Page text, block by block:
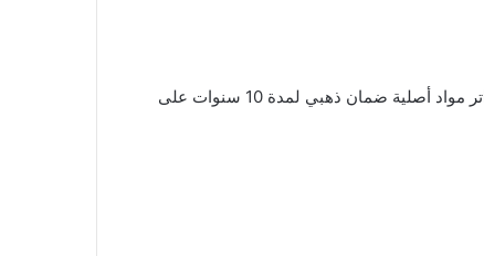
لتوريد وتركيب جميع اعمال مظلات سواتر وبرجولات مظله سياره الرياض مظلات وسواتر بالرياض باسعار رخيصة مظلات وسواتر مواد أصلية ضمان ذهبي لمدة 10 سنوات على